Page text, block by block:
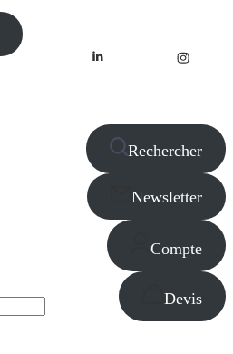
Rechercher
Newsletter
Compte
Devis